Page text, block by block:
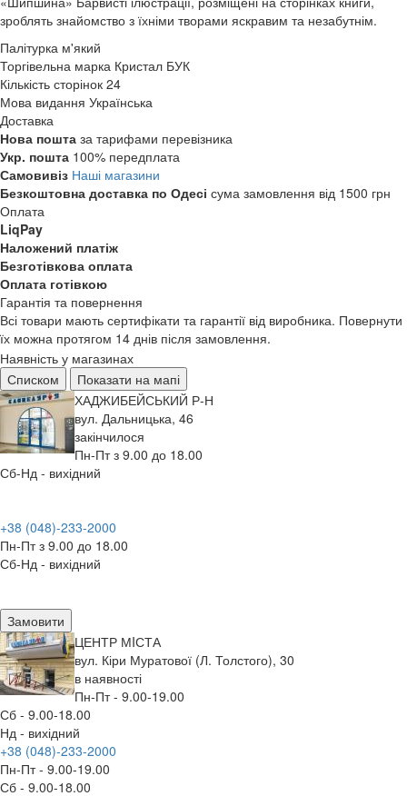
зроблять знайомство з їхніми творами яскравим та незабутнім.
Палітурка м'який
Торгівельна марка Кристал БУК
Кількість сторінок 24
Мова видання Українська
Доставка
Нова пошта за тарифами перевізника
Укр. пошта 100% передплата
Самовивіз Наші магазини
Безкоштовна доставка по Одесі сума замовлення від 1500 грн
Оплата
LiqPay
Наложений платіж
Безготівкова оплата
Оплата готівкою
Гарантія та повернення
Всі товари мають сертифікати та гарантії від виробника. Повернути
їх можна протягом 14 днів після замовлення.
Наявність у магазинах
Списком
Показати на мапі
ХАДЖИБЕЙСЬКИЙ Р-Н
вул. Дальницька, 46
закінчилося
Пн-Пт з 9.00 до 18.00
Сб-Нд - вихідний
+38 (048)-233-2000
Пн-Пт з 9.00 до 18.00
Сб-Нд - вихідний
Замовити
ЦЕНТР МIСТА
вул. Кіри Муратової (Л. Толстого), 30
в наявності
Пн-Пт - 9.00-19.00
Сб - 9.00-18.00
Нд - вихідний
+38 (048)-233-2000
Пн-Пт - 9.00-19.00
Сб - 9.00-18.00